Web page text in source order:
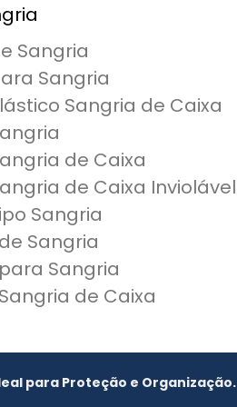
Sangria
Sangria
Sangria de Caixa
de Caixa
de Caixa Inviolável
Sangria
Sangria
Sangria
de Caixa
para Proteção e Organização.